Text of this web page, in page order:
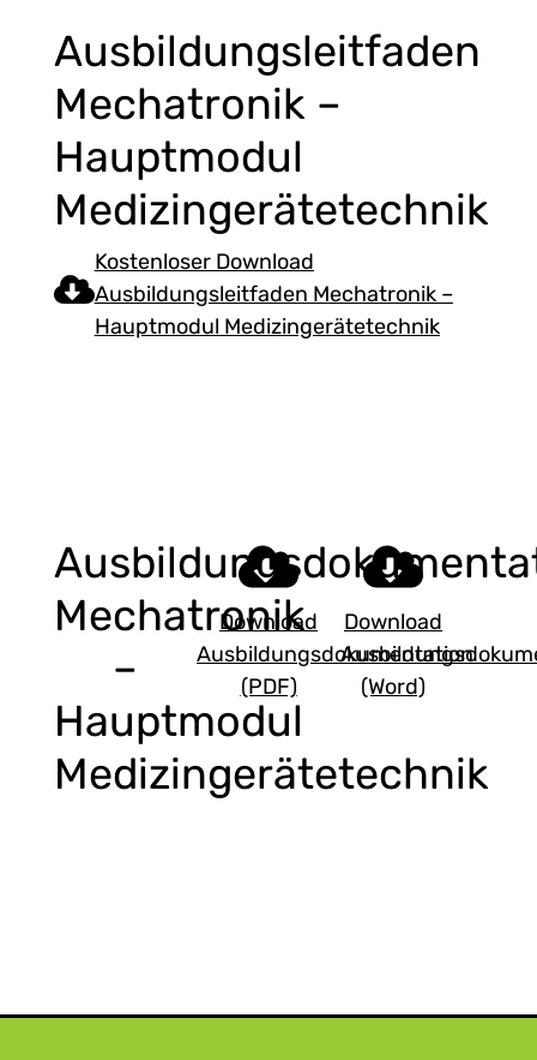
Ausbildungsleitfaden
Mechatronik –
Hauptmodul
Medizingerätetechnik
Kostenloser Download
Ausbildungsleitfaden Mechatronik –
Hauptmodul Medizingerätetechnik
Mechatronik
–
Hauptmodul
Medizingerätetechnik
Download
Ausbildungsdokumentation
(PDF)
Download
(Word)